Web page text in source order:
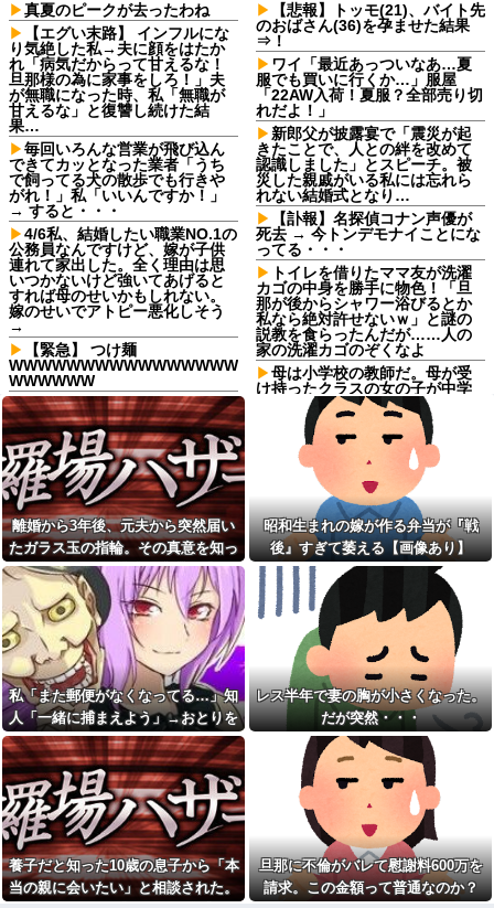
真夏のピークが去ったわね
【エグい末路】 インフルにな
り気絶した私→夫に顔をはたか
れ「病気だからって甘えるな！
旦那様の為に家事をしろ！」夫
が無職になった時、私「無職が
甘えるな」と復讐し続けた結
果…
毎回いろんな営業が飛び込ん
できてカッとなった業者「うち
で飼ってる犬の散歩でも行きや
がれ！」私「いいんですか！」
→ すると・・・
4/6私、結婚したい職業NO.1の
公務員なんですけど、嫁が子供
連れて家出した。全く理由は思
いつかないけど強いてあげると
すれば母のせいかもしれない。
嫁のせいでアトピー悪化しそう
→
【緊急】 つけ麺
WWWWWWWWWWWWWWWW
WWWWWW
「2年間、たぶん1日4回は握っ
てた」ラスベガスで買った3,000
円のキーホルダーを調べたら
友達にフリンしてる事を打ち
明けられた。私もその頃、旦那
とうまくいっておらず...
勝って欲しいスポーツの試合
って私が見ると負けることがす
ごく多い気がしてる
従姉妹「条件のいい男が全然
いない！」私「理想が高すぎる
んじゃ…？」→婚活の愚痴を聞
き続けた結果…
お腹の中にいる子供が男だと
判明したら嫁がキレ出した。嫁
はどうしても女が欲しかったら
しく...
ドラッグストア勤務中。カー
ド払いの商品を現金で返金して
ほしいと言い張る女性客。断っ
ても引き下がらず、その後まさ
かの展開に…
【驚愕】 社長「役立たずの中
年社員解雇したら若手もみんな
辞めてしまった…」
お前ら「日本も核武装汁！」
←１万発の核弾頭どこに
【画像】恋する女さん、ネッ
ト民が驚愕する大変身を遂げて
【悲報】トッモ(21)、バイト先
のおばさん(36)を孕ませた結果
⇒！
ワイ「最近あっついなあ…夏
服でも買いに行くか…」服屋
「22AW入荷！夏服？全部売り切
れだよ！」
新郎父が披露宴で「震災が起
きたことで、人との絆を改めて
認識しました」とスピーチ。被
災した親戚がいる私には忘れら
れない結婚式となり…
【訃報】名探偵コナン声優が
死去 → 今トンデモナイことにな
ってる・・・
トイレを借りたママ友が洗濯
カゴの中身を勝手に物色！「旦
那が後からシャワー浴びるとか
私なら絶対許せないｗ」と謎の
説教を食らったんだが……人の
家の洗濯カゴのぞくなよ
母は小学校の教師だ。母が受
け持ったクラスの女の子が中学
でいじめを受けているようで母
を頼ってくる
【悲報】外国人受け入れ反
対、大幅に増加してしまう。若
い世代で多く、「日本社会には
希望がない」人ほど反対に転じ
る
【画像】このLINEで女がブチ
ギレてる理由がわからない男、
非モテ確定ｗｗｗｗｗｗｗｗｗ
トイレを借りたママ友が洗濯
カゴの中身を勝手に物色！「旦
那が後からシャワー浴びるとか
私なら絶対許せないｗ」と謎の
説教を食らったんだが……人の
家の洗濯カゴのぞくなよ
トイレを借りたママ友が洗濯
カゴの中身を勝手に物色！「旦
那が後からシャワー浴びるとか
私なら絶対許せないｗ」と謎の
説教を食らったんだが……人の
家の洗濯カゴのぞくなよ
トメが義弟嫁を嬉々として嫁
いびり。諫めても、エネ義弟が
「悪く取りすぎ！」と話を聞か
ない。私(さすが兄弟)→当時エネ
夫だった夫と嫁いびりトメのド
ラマ仕立ての動画を送った結果
初めての子供でてんてこ舞い
の我が家にトメが月イチで泊ま
離婚から3年後、元夫から突然届い
たガラス玉の指輪。その真意を知っ
た瞬間、私も弁護士も言葉を失っ
て…
昭和生まれの嫁が作る弁当が『戦
後』すぎて萎える【画像あり】
私「また郵便がなくなってる…」知
人「一緒に捕まえよう」→おとりを
仕掛けたら泥奥がまんまと引っかか
り…
レス半年で妻の胸が小さくなった。
だが突然・・・
養子だと知った10歳の息子から「本
当の親に会いたい」と相談された。
旦那に不倫がバレて慰謝料600万を
請求。この金額って普通なのか？